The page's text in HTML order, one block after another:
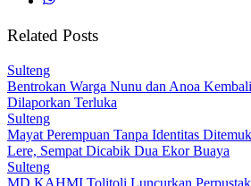
Related Posts
Sulteng
Bentrokan Warga Nunu dan Anoa
Dilaporkan Terluka
Sulteng
Mayat Perempuan Tanpa Identitas
Lere, Sempat Dicabik Dua Ekor Buaya
Sulteng
MD KAHMI Tolitoli Luncurkan